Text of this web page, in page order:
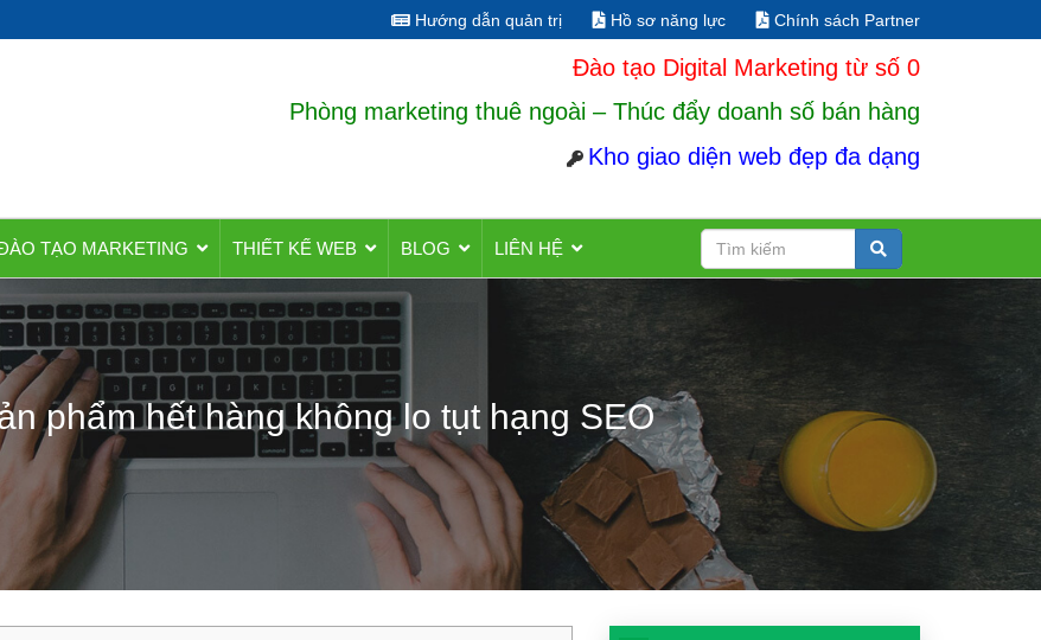
Hướng dẫn quản trị Hồ sơ năng lực Chính sách Partner
Đào tạo Digital Marketing từ số 0
Phòng marketing thuê ngoài – Thúc đẩy doanh số bán hàng
Kho giao diện web đẹp đa dạng
TẠO MARKETING THIẾT KẾ WEB BLOG LIÊN HỆ
phẩm hết hàng không lo tụt hạng SEO